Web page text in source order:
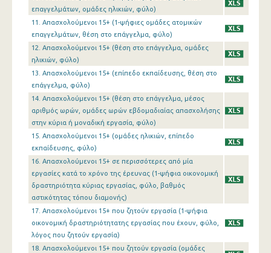
1o Τρίμηνο 2015
4o Τρίμηνο 2014
3o Τρίμηνο 2014
2o Τρίμηνο 2014
1o Τρίμηνο 2014
4o Τρίμηνο 2013
3o Τρίμηνο 2013
2o Τρίμηνο 2013
1o Τρίμηνο 2013
4o Τρίμηνο 2012
3o Τρίμηνο 2012
2o Τρίμηνο 2012
επαγγελμάτων, ομάδες ηλικιών, φύλο)
11. Απασχολούμενοι 15+ (1-ψήφιες ομάδες ατομικών
επαγγελμάτων, θέση στο επάγγελμα, φύλο)
12. Απασχολούμενοι 15+ (θέση στο επάγγελμα, ομάδες
ηλικιών, φύλο)
13. Απασχολούμενοι 15+ (επίπεδο εκπαίδευσης, θέση στο
επάγγελμα, φύλο)
14. Απασχολούμενοι 15+ (θέση στο επάγγελμα, μέσος
αριθμός ωρών, ομάδες ωρών εβδομαδιαίας απασχολήσης
στην κύρια ή μοναδική εργασία, φύλο)
15. Απασχολούμενοι 15+ (ομάδες ηλικιών, επίπεδο
εκπαίδευσης, φύλο)
16. Απασχολούμενοι 15+ σε περισσότερες από μία
εργασίες κατά το χρόνο της έρευνας (1-ψήφια οικονομική
δραστηριότητα κύριας εργασίας, φύλο, βαθμός
αστικότητας τόπου διαμονής)
17. Απασχολούμενοι 15+ που ζητούν εργασία (1-ψήφια
οικονομική δραστηριότητατης εργασίας που έχουν, φύλο,
λόγος που ζητούν εργασία)
18. Απασχολούμενοι 15+ που ζητούν εργασία (ομάδες